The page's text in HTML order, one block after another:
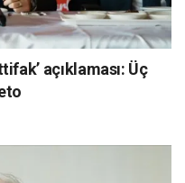
açıklaması: Üç